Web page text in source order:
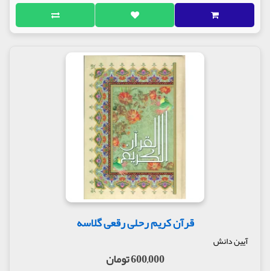
قرآن کریم رحلی رقعی گلاسه
آیین دانش
600,000 تومان